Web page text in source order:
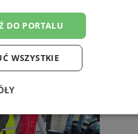
DO PORTALU
WSZYSTKIE
Targetowanie